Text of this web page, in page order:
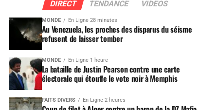
DIRECT TENDANCE VIDEOS
MONDE En Ligne 28 minutes
Au Venezuela, les proches des disparus du séisme
refusent de laisser tomber
MONDE En Ligne 1 heure
La bataille de Justin Pearson contre une carte
électorale qui étouffe le vote noir à Memphis
FAITS DIVERS En Ligne 2 heures